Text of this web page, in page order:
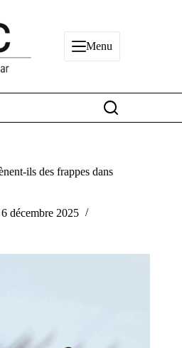
Menu
ils des frappes dans
6 décembre 2025